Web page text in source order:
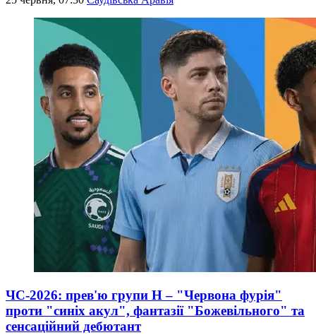
ЧС-2026: прев'ю групи Н – "Червона фурія"
проти "синіх акул", фантазії "Божевільного" та
сенсаційний дебютант